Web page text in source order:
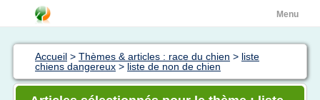
Menu
Accueil > Thèmes & articles : race du chien > liste
chiens dangereux > liste de non de chien